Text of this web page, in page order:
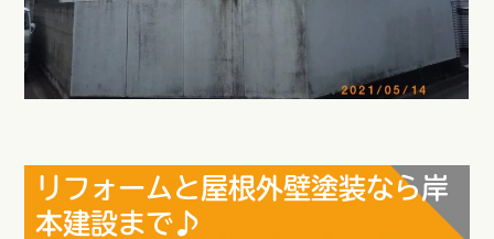
リフォームと屋根外壁塗装なら岸
本建設まで♪